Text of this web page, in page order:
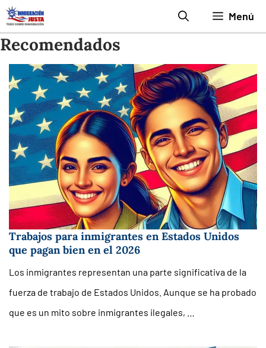
Saltar
al
contenido
Menú
Recomendados
Trabajos para inmigrantes en Estados Unidos
que pagan bien en el 2026
Los inmigrantes representan una parte significativa de la
fuerza de trabajo de Estados Unidos. Aunque se ha probado
que es un mito sobre inmigrantes ilegales, …